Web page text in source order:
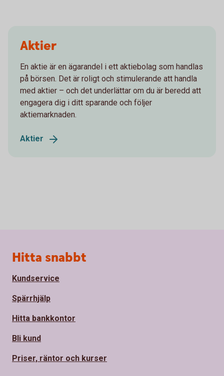
Aktier
En aktie är en ägarandel i ett aktiebolag som handlas
på börsen. Det är roligt och stimulerande att handla
med aktier – och det underlättar om du är beredd att
engagera dig i ditt sparande och följer
aktiemarknaden.
Aktier
Sidfot
Hitta snabbt
Kundservice
Spärrhjälp
Hitta bankkontor
Bli kund
Priser, räntor och kurser